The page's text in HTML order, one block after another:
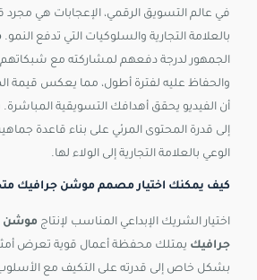
في عالم التسويق الرقمي، الإعجابات هي مجرد
بالعلامة التجارية والسلوكيات التي تدفع النمو.
الجمهور لدرجة دفعهم لمشاركته مع شبكاتهم
والحفاظ عليه لفترة أطول، مما يعكس قيمة
أن الفيديو يحقق أهدافك التسويقية المباشرة.
إلى قدرة المحتوى المرئي على بناء قاعدة
الوعي بالعلامة التجارية إلى الولاء لها.
كيف يمكنك اختيار مصمم موشن جرافيك
اختيار الشريك الإبداعي المناسب لإنتاج موشن
جرافيك يمتلك محفظة أعمال قوية تعرض
بشكل خاص إلى قدرته على التكيف مع